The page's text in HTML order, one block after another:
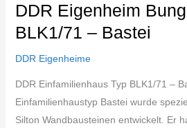
DDR Eigenheim
BLK1/71 – Bastei
DDR Eigenheime
DDR Einfamilienhaus Typ BLK1/71 –
Einfamilienhaustyp Bastei wurde
Silton Wandbausteinen entwickelt. Er